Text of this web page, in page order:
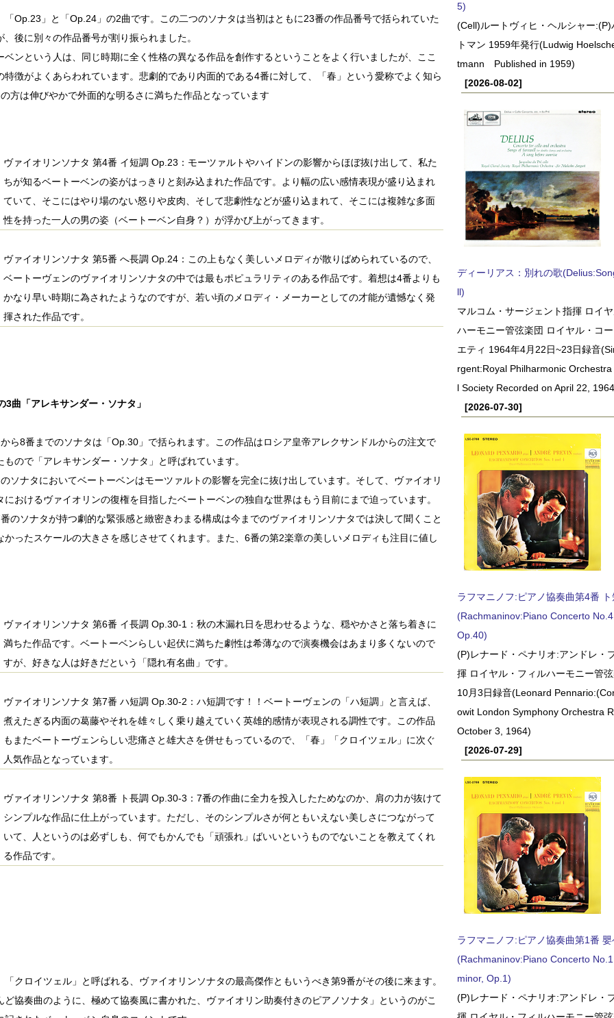
「Op.23」と「Op.24」の2曲です。この二つのソナタは当初はともに23番の作品番号で括られていた
、後に別々の作品番号が割り振られました。
ベンという人は、同じ時期に全く性格の異なる作品を創作するということをよく行いましたが、ここ
特徴がよくあらわれています。悲劇的であり内面的である4番に対して、「春」という愛称でよく知ら
方は伸びやかで外面的な明るさに満ちた作品となっています
ヴァイオリンソナタ 第4番 イ短調 Op.23：モーツァルトやハイドンの影響からほぼ抜け出して、私た
ちが知るベートーベンの姿がはっきりと刻み込まれた作品です。より幅の広い感情表現が盛り込まれ
ていて、そこにはやり場のない怒りや皮肉、そして悲劇性などが盛り込まれて、そこには複雑な多面
性を持った一人の男の姿（ベートーベン自身？）が浮かび上がってきます。
ヴァイオリンソナタ 第5番 へ長調 Op.24：この上もなく美しいメロディが散りばめられているので、
ベートーヴェンのヴァイオリンソナタの中では最もポピュラリティのある作品です。着想は4番よりも
かなり早い時期に為されたようなのですが、若い頃のメロディ・メーカーとしての才能が遺憾なく発
揮された作品です。
3曲「アレキサンダー・ソナタ」
ら8番までのソナタは「Op.30」で括られます。この作品はロシア皇帝アレクサンドルからの注文で
もので「アレキサンダー・ソナタ」と呼ばれています。
ソナタにおいてベートーベンはモーツァルトの影響を完全に抜け出しています。そして、ヴァイオリ
におけるヴァイオリンの復権を目指したベートーベンの独自な世界はもう目前にまで迫っています。
のソナタが持つ劇的な緊張感と緻密きわまる構成は今までのヴァイオリンソナタでは決して聞くこと
かったスケールの大きさを感じさせてくれます。また、6番の第2楽章の美しいメロディも注目に値し
ヴァイオリンソナタ 第6番 イ長調 Op.30-1：秋の木漏れ日を思わせるような、穏やかさと落ち着きに
満ちた作品です。ベートーベンらしい起伏に満ちた劇性は希薄なので演奏機会はあまり多くないので
すが、好きな人は好きだという「隠れ有名曲」です。
ヴァイオリンソナタ 第7番 ハ短調 Op.30-2：ハ短調です！！ベートーヴェンの「ハ短調」と言えば、
煮えたぎる内面の葛藤やそれを雄々しく乗り越えていく英雄的感情が表現される調性です。この作品
もまたベートーヴェンらしい悲痛さと雄大さを併せもっているので、「春」「クロイツェル」に次ぐ
人気作品となっています。
ヴァイオリンソナタ 第8番 ト長調 Op.30-3：7番の作曲に全力を投入したためなのか、肩の力が抜けて
シンプルな作品に仕上がっています。ただし、そのシンプルさが何ともいえない美しさにつながって
いて、人というのは必ずしも、何でもかんでも「頑張れ」ばいいというものでないことを教えてくれ
る作品です。
「クロイツェル」と呼ばれる、ヴァイオリンソナタの最高傑作ともいうべき第9番がその後に来ます。
ど協奏曲のように、極めて協奏風に書かれた、ヴァイオリン助奏付きのピアノソナタ」というのがこ
5)
(Cell)ルートヴィヒ・ヘルシャー
トマン 1959年発行(Ludwig
tmann Published in 1959)
[2026-08-02]
ディーリアス：別れの歌
ll)
マルコム・サージェント指揮 ロイ
ハーモニー管弦楽団 ロイヤル・コ
エティ 1964年4月22日~23日録音
rgent:Royal Philharmonic
l Society Recorded on April 22,
[2026-07-30]
ラフマニノフ:ピアノ協奏曲第4番
(Rachmaninov:Piano Concerto
Op.40)
(P)レナード・ペナリオ:アンドレ・
揮 ロイヤル・フィルハーモニー管
10月3日録音(Leonard
owit London Symphony Orchestra
October 3, 1964)
[2026-07-29]
ラフマニノフ:ピアノ協奏曲第1番
(Rachmaninov:Piano Concerto
minor, Op.1)
(P)レナード・ペナリオ:アンドレ・